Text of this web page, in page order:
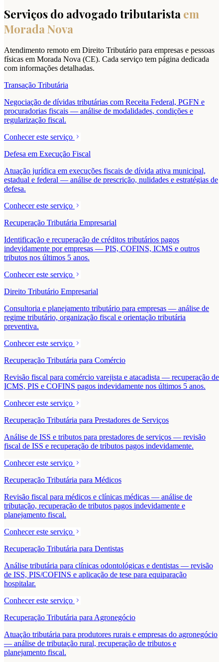
Serviços do advogado tributarista em
Morada Nova
Atendimento remoto em Direito Tributário para empresas e pessoas
físicas em Morada Nova (CE). Cada serviço tem página dedicada
com informações detalhadas.
Transação Tributária
Negociação de dívidas tributárias com Receita Federal, PGFN e
procuradorias fiscais — análise de modalidades, condições e
regularização fiscal.
Conhecer este serviço
Defesa em Execução Fiscal
Atuação jurídica em execuções fiscais de dívida ativa municipal,
estadual e federal — análise de prescrição, nulidades e estratégias de
defesa.
Conhecer este serviço
Recuperação Tributária Empresarial
Identificação e recuperação de créditos tributários pagos
indevidamente por empresas — PIS, COFINS, ICMS e outros
tributos nos últimos 5 anos.
Conhecer este serviço
Direito Tributário Empresarial
Consultoria e planejamento tributário para empresas — análise de
regime tributário, organização fiscal e orientação tributária
preventiva.
Conhecer este serviço
Recuperação Tributária para Comércio
Revisão fiscal para comércio varejista e atacadista — recuperação de
ICMS, PIS e COFINS pagos indevidamente nos últimos 5 anos.
Conhecer este serviço
Recuperação Tributária para Prestadores de Serviços
Análise de ISS e tributos para prestadores de serviços — revisão
fiscal de ISS e recuperação de tributos pagos indevidamente.
Conhecer este serviço
Recuperação Tributária para Médicos
Revisão fiscal para médicos e clínicas médicas — análise de
tributação, recuperação de tributos pagos indevidamente e
planejamento fiscal.
Conhecer este serviço
Recuperação Tributária para Dentistas
Análise tributária para clínicas odontológicas e dentistas — revisão
de ISS, PIS/COFINS e aplicação de tese para equiparação
hospitalar.
Conhecer este serviço
Recuperação Tributária para Agronegócio
Atuação tributária para produtores rurais e empresas do agronegócio
— análise de tributação rural, recuperação de tributos e
planejamento fiscal.